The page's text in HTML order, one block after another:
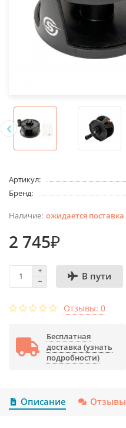
Артикул:
Бренд:
ожидается поставка
2 745₽
В пути
Отзывы: 0
Бесплатная
доставка (узнать
подробности)
Описание Отзывы